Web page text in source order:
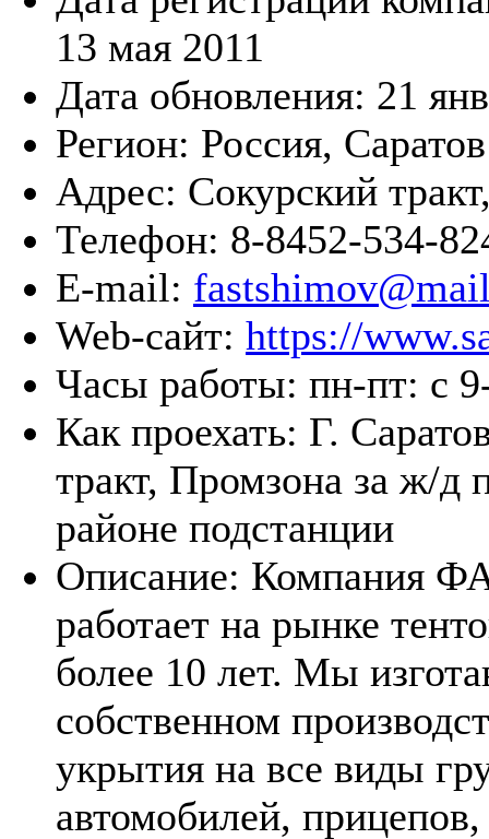
13 мая 2011
Дата обновления: 21
Регион: Россия, Саратов
Адрес: Сокурский
Телефон: 8-8452-534-
E-mail:
Web-сайт: https://
Часы работы: пн-пт: с
Как проехать: Г.
тракт, Промзона за ж/д
районе подстанции
Описание: Компания
работает на рынке
более 10 лет. Мы
собственном
укрытия на все виды
автомобилей,